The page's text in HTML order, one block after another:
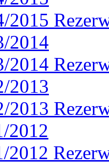
2015
2014
2014
2013
2013
2012
2012